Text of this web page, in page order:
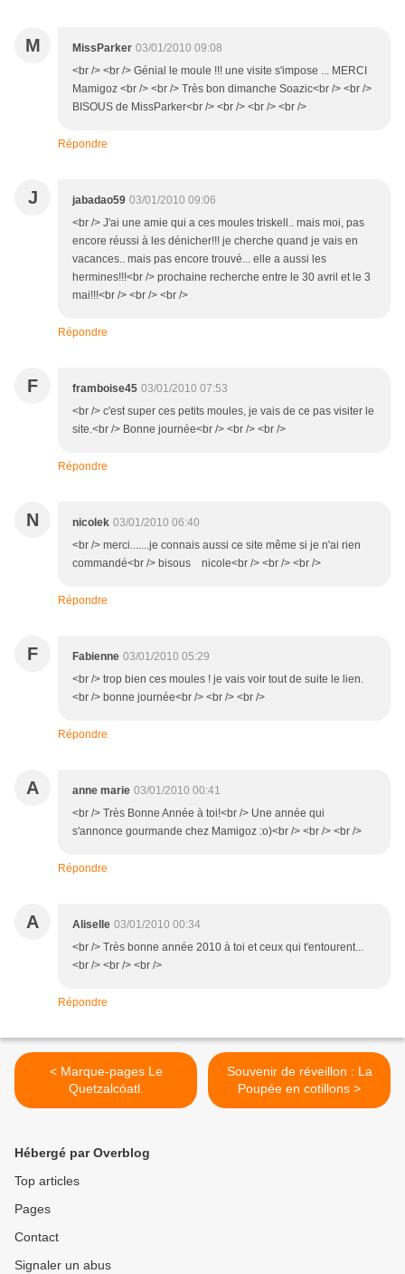
M MissParker 03/01/2010 09:08
<br /> <br /> Génial le moule !!! une visite s'impose ... MERCI
Mamigoz <br /> <br /> Très bon dimanche Soazic<br /> <br />
BISOUS de MissParker<br /> <br /> <br /> <br />
Répondre
J jabadao59 03/01/2010 09:06
<br /> J'ai une amie qui a ces moules triskell.. mais moi, pas
encore réussi à les dénicher!!! je cherche quand je vais en
vacances.. mais pas encore trouvé... elle a aussi les
hermines!!!<br /> prochaine recherche entre le 30 avril et le 3
mai!!!<br /> <br /> <br />
Répondre
F framboise45 03/01/2010 07:53
<br /> c'est super ces petits moules, je vais de ce pas visiter le
site.<br /> Bonne journée<br /> <br /> <br />
Répondre
N nicolek 03/01/2010 06:40
<br /> merci.......je connais aussi ce site même si je n'ai rien
commandé<br /> bisous nicole<br /> <br /> <br />
Répondre
F Fabienne 03/01/2010 05:29
<br /> trop bien ces moules ! je vais voir tout de suite le lien.
<br /> bonne journée<br /> <br /> <br />
Répondre
A anne marie 03/01/2010 00:41
<br /> Très Bonne Année à toi!<br /> Une année qui
s'annonce gourmande chez Mamigoz :o)<br /> <br /> <br />
Répondre
A Aliselle 03/01/2010 00:34
<br /> Très bonne année 2010 à toi et ceux qui t'entourent...
<br /> <br /> <br />
Répondre
< Marque-pages Le
Quetzalcóatl.
Souvenir de réveillon : La
Poupée en cotillons >
Hébergé par Overblog
Top articles
Pages
Contact
Signaler un abus